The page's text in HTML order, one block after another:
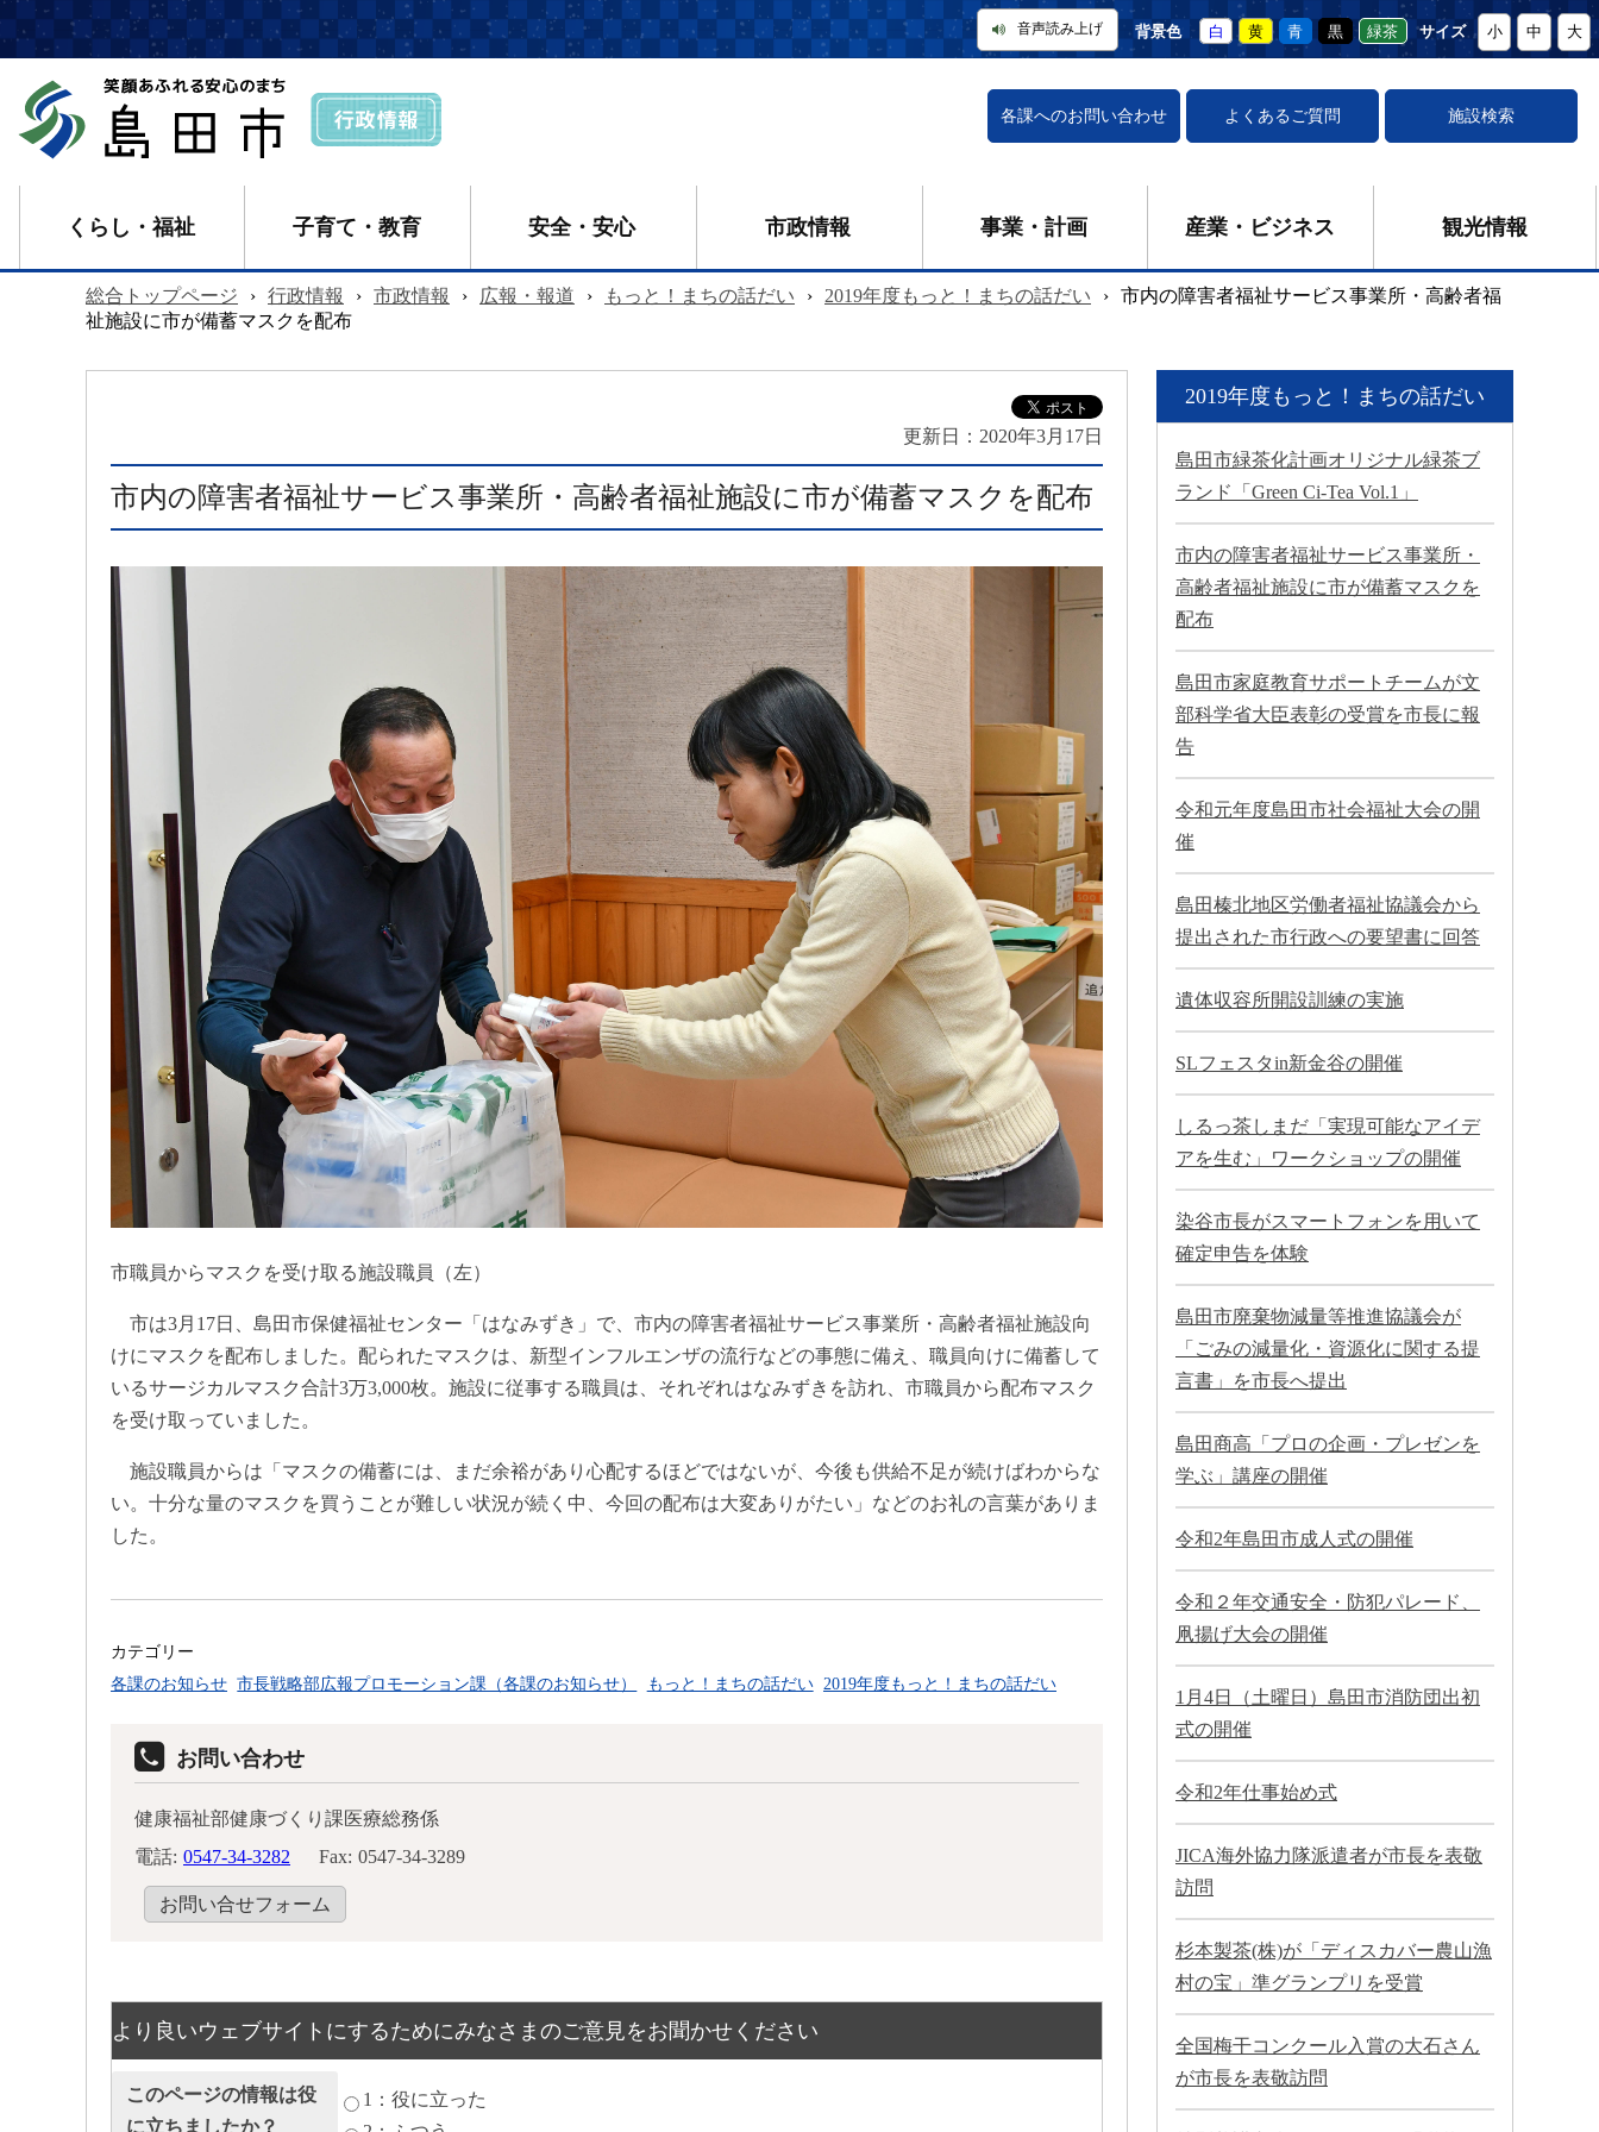
音声読み上げ 背景色 白 黄 青 黒 緑茶 サイズ 小 中 大
各課へのお問い合わせ よくあるご質問 施設検索
くらし・福祉 子育て・教育 安全・安心 市政情報 事業・計画 産業・ビジネス 観光情報
総合トップページ › 行政情報 › 市政情報 › 広報・報道 › もっと！まちの話だい › 2019年度もっと！まちの話だい › 市内の障害者福祉サービス事業所・高齢者福
祉施設に市が備蓄マスクを配布
更新日： 2020年3月17日
市内の障害者福祉サービス事業所・高齢者福祉施設に市が備蓄マスクを配布
市職員からマスクを受け取る施設職員（左）
市は3月17日、島田市保健福祉センター「はなみずき」で、市内の障害者福祉サービス事業所・高齢者福祉施設向
けにマスクを配布しました。配られたマスクは、新型インフルエンザの流行などの事態に備え、職員向けに備蓄して
いるサージカルマスク合計3万3,000枚。施設に従事する職員は、それぞれはなみずきを訪れ、市職員から配布マスク
を受け取っていました。
施設職員からは「マスクの備蓄には、まだ余裕があり心配するほどではないが、今後も供給不足が続けばわからな
い。十分な量のマスクを買うことが難しい状況が続く中、今回の配布は大変ありがたい」などのお礼の言葉がありま
した。
カテゴリー
各課のお知らせ 市長戦略部広報プロモーション課（各課のお知らせ） もっと！まちの話だい 2019年度もっと！まちの話だい
お問い合わせ
健康福祉部健康づくり課医療総務係
電話: 0547-34-3282 Fax: 0547-34-3289
お問い合せフォーム
より良いウェブサイトにするためにみなさまのご意見をお聞かせください
このページの情報は役
に立ちましたか？
1：役に立った
2019年度もっと！まちの話だい
島田市緑茶化計画オリジナル緑茶ブ
ランド「Green Ci-Tea Vol.1」
市内の障害者福祉サービス事業所・
高齢者福祉施設に市が備蓄マスクを
配布
島田市家庭教育サポートチームが文
部科学省大臣表彰の受賞を市長に報
告
令和元年度島田市社会福祉大会の開
催
島田榛北地区労働者福祉協議会から
提出された市行政への要望書に回答
遺体収容所開設訓練の実施
SLフェスタin新金谷の開催
しるっ茶しまだ「実現可能なアイデ
アを生む」ワークショップの開催
染谷市長がスマートフォンを用いて
確定申告を体験
島田市廃棄物減量等推進協議会が
「ごみの減量化・資源化に関する提
言書」を市長へ提出
島田商高「プロの企画・プレゼンを
学ぶ」講座の開催
令和2年島田市成人式の開催
令和２年交通安全・防犯パレード、
凧揚げ大会の開催
1月4日（土曜日）島田市消防団出初
式の開催
令和2年仕事始め式
JICA海外協力隊派遣者が市長を表敬
訪問
杉本製茶(株)が「ディスカバー農山漁
村の宝」準グランプリを受賞
全国梅干コンクール入賞の大石さん
が市長を表敬訪問